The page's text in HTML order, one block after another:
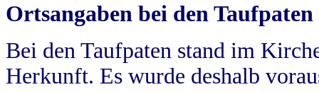
Ortsangaben bei den Taufpaten
Bei den Taufpaten stand im
Herkunft. Es wurde deshalb